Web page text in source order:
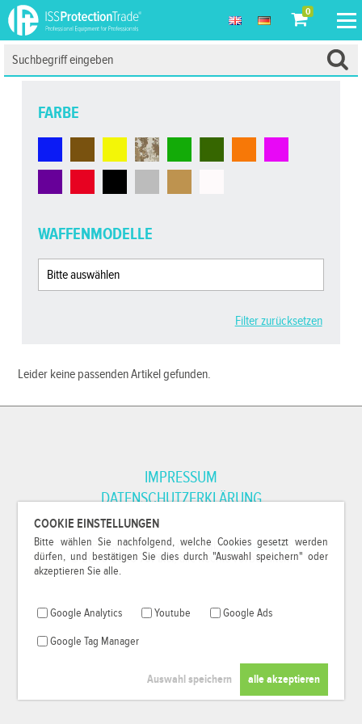
COOKIE EINSTELLUNGEN
Bitte wählen Sie nachfolgend, welche Cookies gesetzt werden
dürfen, und bestätigen Sie dies durch "Auswahl speichern" oder
akzeptieren Sie alle.
Google Analytics Youtube Google Ads
Google Tag Manager
0
FARBE
WAFFENMODELLE
Filter zurücksetzen
Leider keine passenden Artikel gefunden.
IMPRESSUM
DATENSCHUTZERKLÄRUNG
*Alle Preise inkl. MwSt. und zzgl.Versandkosten
© 2000-2026 79Pixel, alle Rechte vorbehalten.